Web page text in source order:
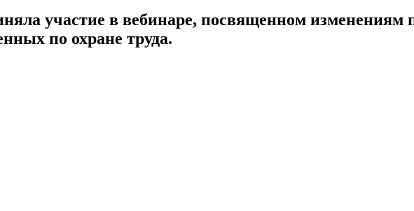
участие в вебинаре, посвященном изменениям по
по охране труда.